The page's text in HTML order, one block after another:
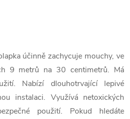
účinně zachycuje mouchy, ve
9 metrů na 30 centimetrů. Má
Nabízí dlouhotrvající lepivé
instalaci. Využívá netoxických
použití. Pokud hledáte